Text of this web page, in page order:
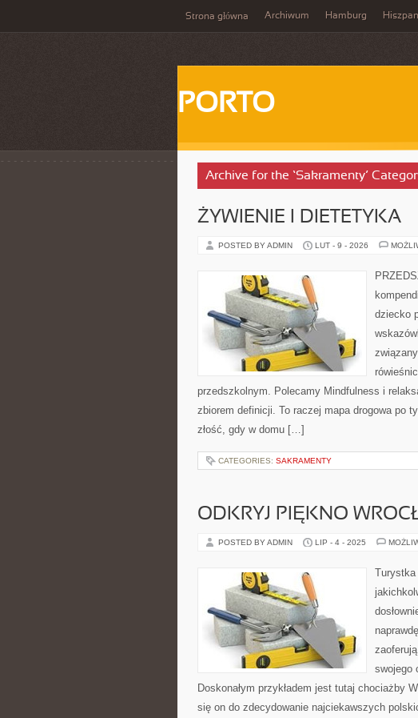
Strona główna Archiwum Hamburg
PORTO
Archive for the ‘Sakramenty’
ŻYWIENIE I DIETETYKA
POSTED BY ADMIN LUT - 9 - 2026
dziecko
przedszkolnym. Polecamy Mindfulness i
zbiorem definicji. To raczej mapa drogowa po
złość, gdy w domu […]
CATEGORIES: SAKRAMENTY
ODKRYJ PIĘKNO
POSTED BY ADMIN LIP - 4 - 2025
Turystka
swojego
Doskonałym przykładem jest tutaj chociażby
się on do zdecydowanie najciekawszych